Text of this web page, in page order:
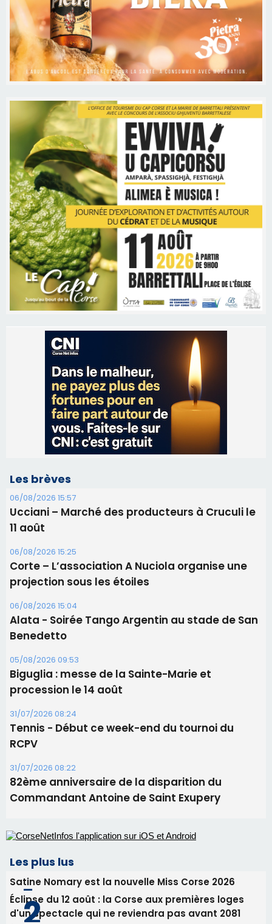
Les brèves
06/08/2026 15:57
Ucciani – Marché des producteurs à Cruculi le
11 août
06/08/2026 15:25
Corte – L’association A Nuciola organise une
projection sous les étoiles
06/08/2026 15:04
Alata - Soirée Tango Argentin au stade de San
Benedetto
05/08/2026 09:53
Biguglia : messe de la Sainte-Marie et
procession le 14 août
31/07/2026 08:24
Tennis - Début ce week-end du tournoi du
RCPV
31/07/2026 08:22
82ème anniversaire de la disparition du
Commandant Antoine de Saint Exupery
Les plus lus
Satine Nomary est la nouvelle Miss Corse 2026
Éclipse du 12 août : la Corse aux premières loges
d'un spectacle qui ne reviendra pas avant 2081